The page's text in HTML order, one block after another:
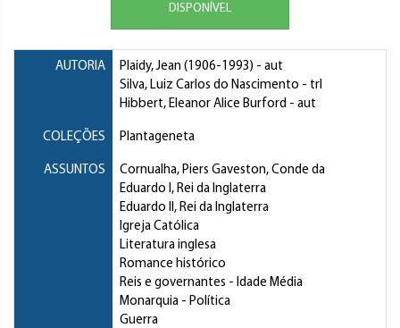
DISPONÍVEL
AUTORIA Plaidy, Jean (1906-1993) - aut
Silva, Luiz Carlos do Nascimento - trl
Hibbert, Eleanor Alice Burford - aut
COLEÇÕES Plantageneta
ASSUNTOS
Cornualha, Piers Gaveston, Conde da
Eduardo I, Rei da Inglaterra
Eduardo II, Rei da Inglaterra
Igreja Católica
Literatura inglesa
Romance histórico
Reis e governantes - Idade Média
Monarquia - Política
Guerra